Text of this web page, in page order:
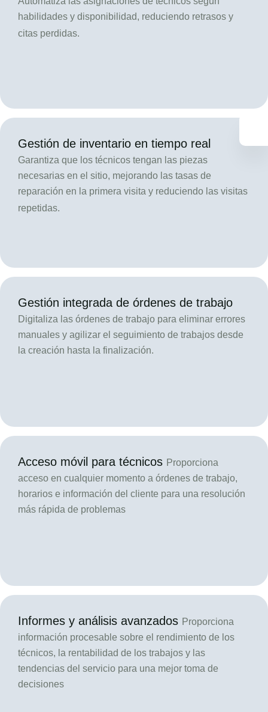
habilidades y disponibilidad, reduciendo retrasos y
citas perdidas.
Gestión de inventario en tiempo real
Garantiza que los técnicos tengan las piezas
necesarias en el sitio, mejorando las tasas de
reparación en la primera visita y reduciendo las visitas
repetidas.
Gestión integrada de órdenes de trabajo
Digitaliza las órdenes de trabajo para eliminar errores
manuales y agilizar el seguimiento de trabajos desde
la creación hasta la finalización.
Acceso móvil para técnicos Proporciona
acceso en cualquier momento a órdenes de trabajo,
horarios e información del cliente para una resolución
más rápida de problemas
Informes y análisis avanzados Proporciona
información procesable sobre el rendimiento de los
técnicos, la rentabilidad de los trabajos y las
tendencias del servicio para una mejor toma de
decisiones